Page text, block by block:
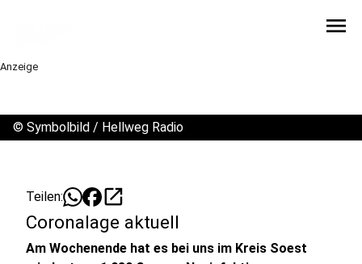
menu
Anzeige
© Symbolbild / Hellweg Radio
Teilen: open_in_new
Coronalage aktuell
Am Wochenende hat es bei uns im Kreis Soest